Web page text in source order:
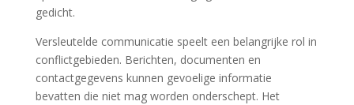
gedicht.
Versleutelde communicatie speelt een belangrijke rol in
conflictgebieden. Berichten, documenten en
contactgegevens kunnen gevoelige informatie
bevatten die niet mag worden onderschept. Het